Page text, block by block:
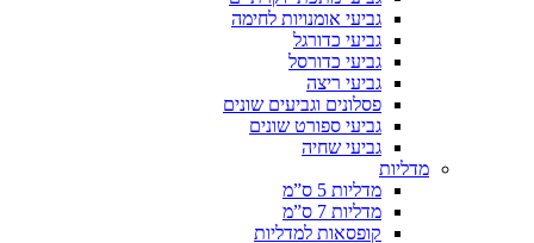
גביעי אומנויות לחימה
גביעי כדורגל
גביעי כדורסל
גביעי ריצה
פסלונים וגביעים שונים
גביעי ספורט שונים
גביעי שחיה
מדליות
מדליות 5 ס”מ
מדליות 7 ס”מ
קופסאות למדליות